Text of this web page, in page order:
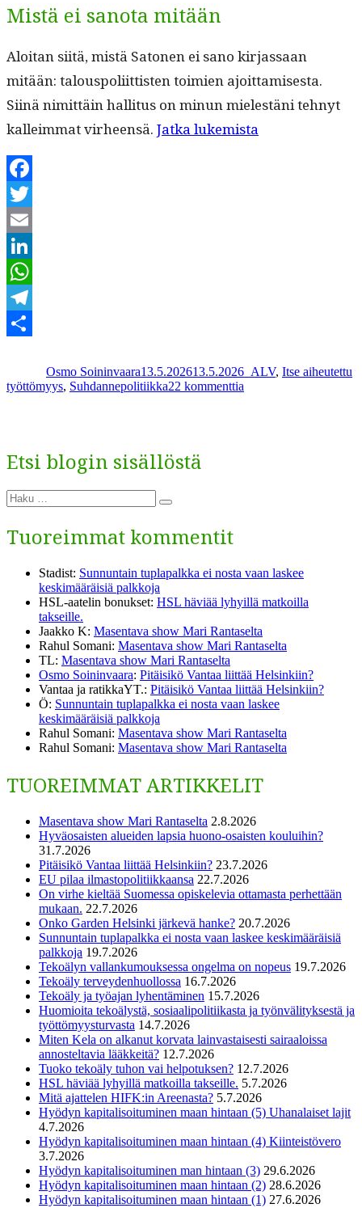
Mistä ei sanota mitään
Aloi­tan siitä, mis­tä Sato­nen ei sano kir­jas­saan
mitään: talous­poli­it­tis­ten toimien ajoit­tamis­es­ta.
Siinä nimit­täin hal­li­tus on min­un mielestäni tehnyt
kalleim­mat virheen­sä. Jat­ka lukemista
Facebook
Twitter
Email
LinkedIn
WhatsApp
Telegram
Osmo Soininvaara13.5.202613.5.2026 ALV, Itse aiheutettu
työttömyys, Suhdannepolitiikka22 kommenttia
Etsi blogin sisällöstä
Etsi:
Haku
Tuoreimmat kommentit
Stadist: Sunnuntain tuplapalkka ei nosta vaan laskee
keskimääräisiä palkkoja
HSL-aatelin bonukset: HSL häviää lyhyillä matkoilla
takseille.
Jaakko K: Masentava show Mari Rantaselta
Rahul Somani: Masentava show Mari Rantaselta
TL: Masentava show Mari Rantaselta
Osmo Soininvaara: Pitäisikö Vantaa liittää Helsinkiin?
Vantaa ja ratikkaYT.: Pitäisikö Vantaa liittää Helsinkiin?
Ö: Sunnuntain tuplapalkka ei nosta vaan laskee
keskimääräisiä palkkoja
Rahul Somani: Masentava show Mari Rantaselta
Rahul Somani: Masentava show Mari Rantaselta
TUOREIMMAT ARTIKKELIT
Masentava show Mari Rantaselta 2.8.2026
Hyväosaisten alueiden lapsia huono-osaisten kouluihin?
31.7.2026
Pitäisikö Vantaa liittää Helsinkiin? 23.7.2026
EU pilaa ilmastopolitiikkaansa 22.7.2026
On virhe kieltää Suomessa opiskelevia ottamasta perhettään
mukaan. 22.7.2026
Onko Garden Helsinki järkevä hanke? 20.7.2026
Sunnuntain tuplapalkka ei nosta vaan laskee keskimääräisiä
palkkoja 19.7.2026
Tekoälyn vallankumouksessa ongelma on nopeus 19.7.2026
Tekoäly terveydenhuollossa 16.7.2026
Tekoäly ja työajan lyhentäminen 15.7.2026
Huomioita tekoälystä, sosiaalipolitiikasta ja työnvälityksestä ja
työttömyysturvasta 14.7.2026
Miten Kela on alkanut korvata lainvastaisesti sairaaloissa
annosteltavia lääkkeitä? 12.7.2026
Tuoko tekoäly tuhon vai helpotuksen? 12.7.2026
HSL häviää lyhyillä matkoilla takseille. 5.7.2026
Mitä ajattelen HIFK:in Areenasta? 5.7.2026
Hyödyn kapitalisoituminen maan hintaan (5) Uhanalaiset lajit
4.7.2026
Hyödyn kapitalisoituminen maan hintaan (4) Kiinteistövero
3.7.2026
Hyödyn kapitalisoituminen man hintaan (3) 29.6.2026
Hyödyn kapitalisoituminen maan hintaan (2) 28.6.2026
Hyödyn kapitalisoituminen maan hintaan (1) 27.6.2026